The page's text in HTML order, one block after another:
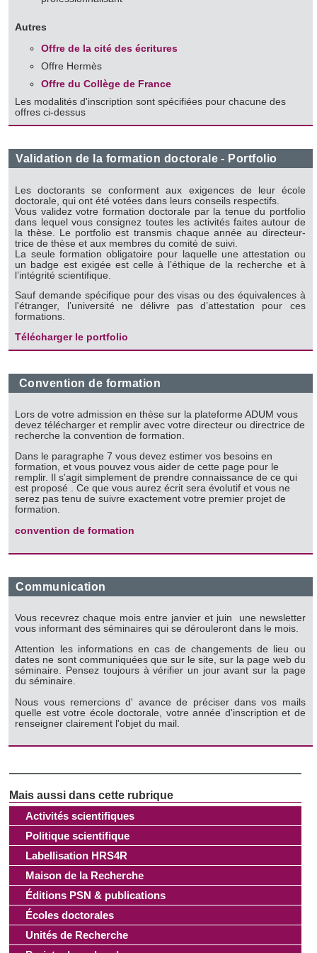
Les cookies nous permettent de personnaliser le contenu
et les annonces, d'offrir des fonctionnalités relatives aux
partageons également des informations sur l'utilisation de
notre site avec nos partenaires de médias sociaux, de
publicité et d'analyse, qui peuvent combiner celles-ci avec
d'autres informations que vous leur avez fournies ou qu'ils
ont collectées lors de votre utilisation de leurs services.
Activités scientifiques
Politique scientifique
Labellisation HRS4R
Maison de la Recherche
Éditions PSN & publications
Écoles doctorales
Unités de Recherche
Autres
Offre de la cité des écritures
Offre Hermès
Offre du Collège de France
Les modalités d'inscription sont spécifiées pour chacune des
offres ci-dessus
Validation de la formation doctorale - Portfolio
Les doctorants se conforment aux exigences de leur école
doctorale, qui ont été votées dans leurs conseils respectifs.
Vous validez votre formation doctorale par la tenue du portfolio
dans lequel vous consignez toutes les activités faites autour de
la thèse. Le portfolio est transmis chaque année au directeur-
trice de thèse et aux membres du comité de suivi.
La seule formation obligatoire pour laquelle une attestation ou
un badge est exigée est celle à l’éthique de la recherche et à
l’intégrité scientifique.
Sauf demande spécifique pour des visas ou des équivalences à
l'étranger, l’université ne délivre pas d’attestation pour ces
formations.
Télécharger le portfolio
Convention de formation
Lors de votre admission en thèse sur la plateforme ADUM vous
devez télécharger et remplir avec votre directeur ou directrice de
recherche la convention de formation.
Dans le paragraphe 7 vous devez estimer vos besoins en
formation, et vous pouvez vous aider de cette page pour le
remplir. Il s'agit simplement de prendre connaissance de ce qui
est proposé . Ce que vous aurez écrit sera évolutif et vous ne
serez pas tenu de suivre exactement votre premier projet de
formation.
convention de formation
Communication
Vous recevrez chaque mois entre janvier et juin une newsletter
vous informant des séminaires qui se dérouleront dans le mois.
Attention les informations en cas de changements de lieu ou
dates ne sont communiquées que sur le site, sur la page web du
séminaire. Pensez toujours à vérifier un jour avant sur la page
du séminaire.
Nous vous remercions d' avance de préciser dans vos mails
quelle est votre école doctorale, votre année d'inscription et de
renseigner clairement l'objet du mail.